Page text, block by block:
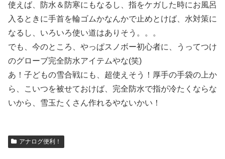
使えば、防水＆防寒にもなるし、指をケガした時にお風呂
入るときに手首を輪ゴムかなんかで止めとけば、水対策に
なるし、いろいろ使い道はありそう。。。
でも、今のところ、やっぱスノボー初心者に、うってつけ
のグローブ完全防水アイテムやな(笑)
あ！子どもの雪合戦にも、超使えそう！厚手の手袋の上か
ら、こいつを被せておけば、完全防水で指が冷たくならな
いから、雪玉たくさん作れるやないかい！
アナログ便利！